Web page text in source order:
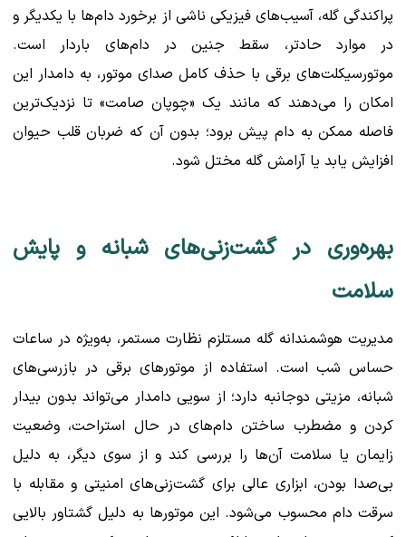
پراکندگی گله، آسیب‌های فیزیکی ناشی از برخورد دام‌ها با یکدیگر و
در موارد حادتر، سقط جنین در دام‌های باردار است.
موتورسیکلت‌های برقی با حذف کامل صدای موتور، به دامدار این
امکان را می‌دهند که مانند یک «چوپان صامت» تا نزدیک‌ترین
فاصله ممکن به دام پیش برود؛ بدون آن که ضربان قلب حیوان
افزایش یابد یا آرامش گله مختل شود.
بهره‌وری در گشت‌زنی‌های شبانه و پایش
سلامت
مدیریت هوشمندانه گله مستلزم نظارت مستمر، به‌ویژه در ساعات
حساس شب است. استفاده از موتورهای برقی در بازرسی‌های
شبانه، مزیتی دوجانبه دارد؛ از سویی دامدار می‌تواند بدون بیدار
کردن و مضطرب ساختن دام‌های در حال استراحت، وضعیت
زایمان یا سلامت آن‌ها را بررسی کند و از سوی دیگر، به دلیل
بی‌صدا بودن، ابزاری عالی برای گشت‌زنی‌های امنیتی و مقابله با
سرقت دام محسوب می‌شود. این موتورها به دلیل گشتاور بالایی